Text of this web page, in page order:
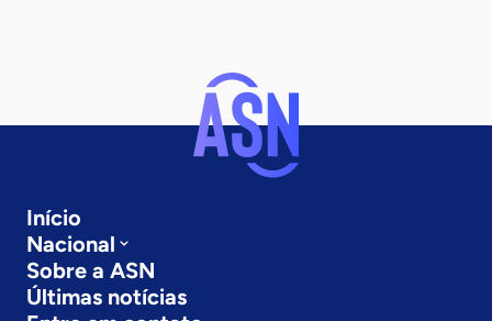
Início
Nacional
Sobre a ASN
Últimas notícias